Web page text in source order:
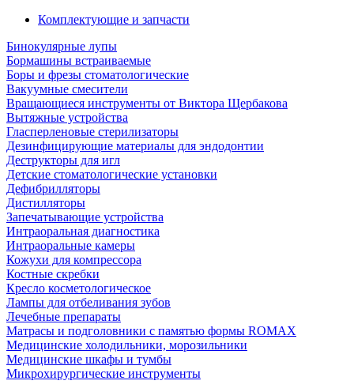
Комплектующие и запчасти
Бинокулярные лупы
Бормашины встраиваемые
Боры и фрезы стоматологические
Вакуумные смесители
Вращающиеся инструменты от Виктора Щербакова
Вытяжные устройства
Гласперленовые стерилизаторы
Дезинфицирующие материалы для эндодонтии
Деструкторы для игл
Детские стоматологические установки
Дефибрилляторы
Дистилляторы
Запечатывающие устройства
Интраоральная диагностика
Интраоральные камеры
Кожухи для компрессора
Костные скребки
Кресло косметологическое
Лампы для отбеливания зубов
Лечебные препараты
Матрасы и подголовники с памятью формы ROMAX
Медицинские холодильники, морозильники
Медицинские шкафы и тумбы
Микрохирургические инструменты